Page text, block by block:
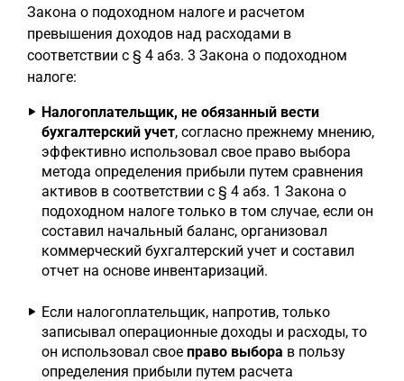
Закона о подоходном налоге и расчетом
превышения доходов над расходами в
соответствии с § 4 абз. 3 Закона о подоходном
налоге:
Налогоплательщик, не обязанный вести
бухгалтерский учет, согласно прежнему мнению,
эффективно использовал свое право выбора
метода определения прибыли путем сравнения
активов в соответствии с § 4 абз. 1 Закона о
подоходном налоге только в том случае, если он
составил начальный баланс, организовал
коммерческий бухгалтерский учет и составил
отчет на основе инвентаризаций.
Если налогоплательщик, напротив, только
записывал операционные доходы и расходы, то
он использовал свое право выбора в пользу
определения прибыли путем расчета